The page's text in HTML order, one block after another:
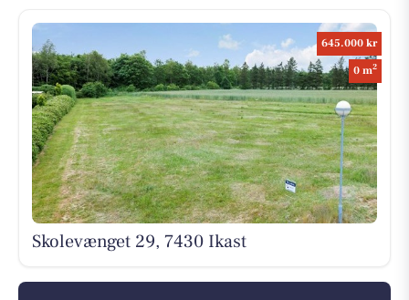
645.000 kr
0 m2
Skolevænget 29, 7430 Ikast